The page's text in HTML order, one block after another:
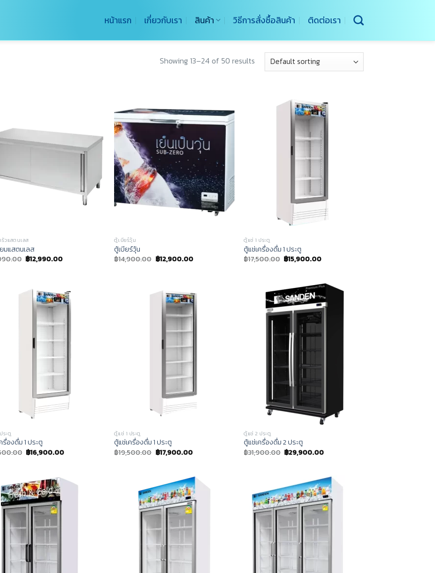
หน้าแรก เกี่ยวกับเรา สินค้า วิธีการสั่งซื้อสินค้า ติดต่อเรา
Showing 13–24 of 50 results
รัวแสตนเลส
มแสตนเลส
฿12,990.00
ตู้เบียร์วุ้น
ตู้เบียร์วุ้น
฿14,900.00 ฿12,900.00
ตู้แช่ 1 ประตู
ตู้แช่เครื่องดื่ม 1 ประตู
฿17,500.00 ฿15,900.00
ระตู
รื่องดื่ม 1 ประตู
฿16,900.00
ตู้แช่ 1 ประตู
ตู้แช่เครื่องดื่ม 1 ประตู
฿19,500.00 ฿17,900.00
ตู้แช่ 2 ประตู
ตู้แช่เครื่องดื่ม 2 ประตู
฿31,900.00 ฿29,900.00